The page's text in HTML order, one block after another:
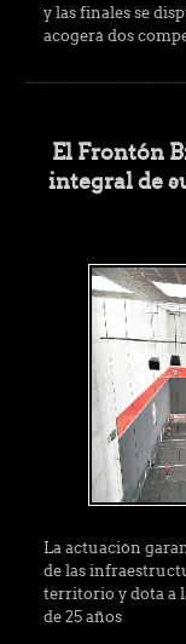
y las finales se
acogerá dos
El Frontón
integral de
La actuación
de las
territorio y dota a
de 25 años